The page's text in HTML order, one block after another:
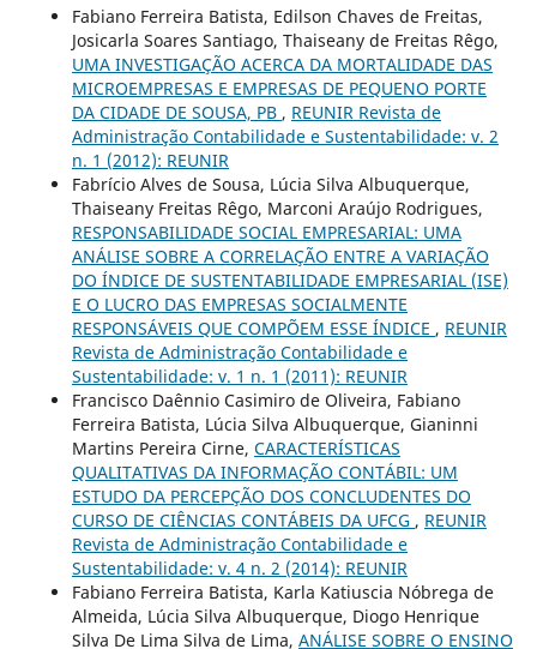
Fabiano Ferreira Batista, Edilson Chaves de Freitas,
Josicarla Soares Santiago, Thaiseany de Freitas Rêgo,
UMA INVESTIGAÇÃO ACERCA DA MORTALIDADE DAS
MICROEMPRESAS E EMPRESAS DE PEQUENO PORTE
DA CIDADE DE SOUSA, PB , REUNIR Revista de
Administração Contabilidade e Sustentabilidade: v. 2
n. 1 (2012): REUNIR
Fabrício Alves de Sousa, Lúcia Silva Albuquerque,
Thaiseany Freitas Rêgo, Marconi Araújo Rodrigues,
RESPONSABILIDADE SOCIAL EMPRESARIAL: UMA
ANÁLISE SOBRE A CORRELAÇÃO ENTRE A VARIAÇÃO
DO ÍNDICE DE SUSTENTABILIDADE EMPRESARIAL (ISE)
E O LUCRO DAS EMPRESAS SOCIALMENTE
RESPONSÁVEIS QUE COMPÕEM ESSE ÍNDICE , REUNIR
Revista de Administração Contabilidade e
Sustentabilidade: v. 1 n. 1 (2011): REUNIR
Francisco Daênnio Casimiro de Oliveira, Fabiano
Ferreira Batista, Lúcia Silva Albuquerque, Gianinni
Martins Pereira Cirne, CARACTERÍSTICAS
QUALITATIVAS DA INFORMAÇÃO CONTÁBIL: UM
ESTUDO DA PERCEPÇÃO DOS CONCLUDENTES DO
CURSO DE CIÊNCIAS CONTÁBEIS DA UFCG , REUNIR
Revista de Administração Contabilidade e
Sustentabilidade: v. 4 n. 2 (2014): REUNIR
Fabiano Ferreira Batista, Karla Katiuscia Nóbrega de
Almeida, Lúcia Silva Albuquerque, Diogo Henrique
Silva De Lima Silva de Lima, ANÁLISE SOBRE O ENSINO